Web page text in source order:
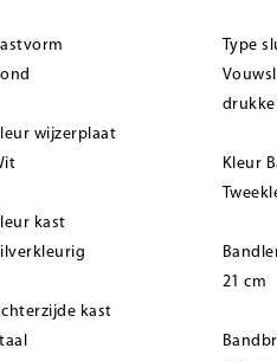
wijzerplaat
kast
kast
Type
Kleur
21 cm